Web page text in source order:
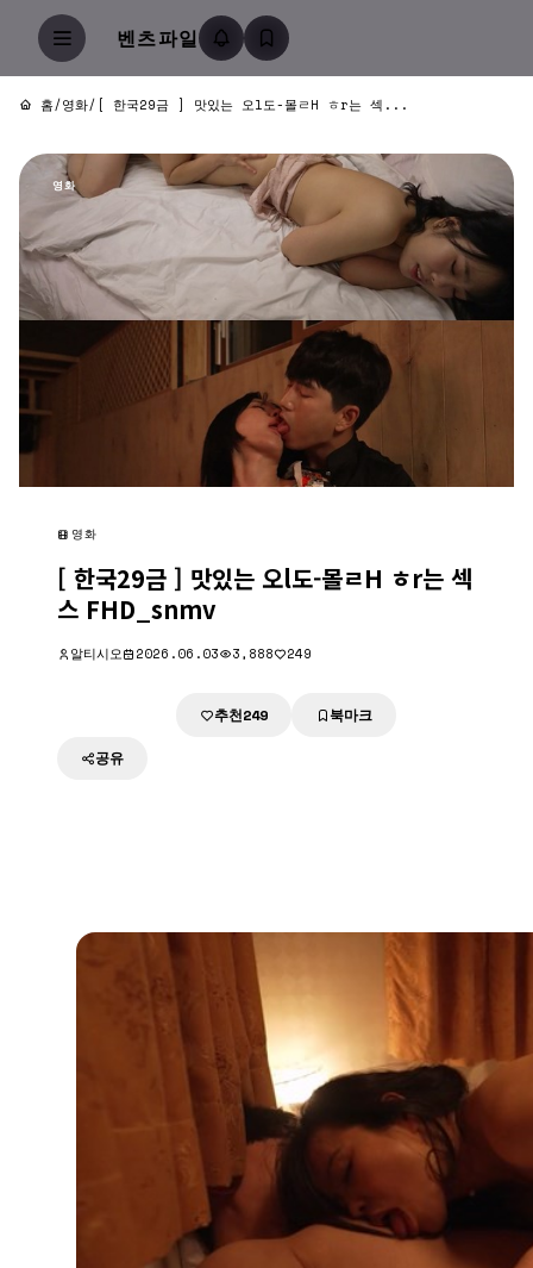
벤츠파일
홈/영화/ [ 한국29금 ] 맛있는 오l도-몰ㄹH ㅎr는 섹...
영화
영화
[ 한국29금 ] 맛있는 오l도-몰ㄹH ㅎr는 섹
스 FHD_snmv
알티시오 2026.06.03 3,888 249
추천249 북마크
공유